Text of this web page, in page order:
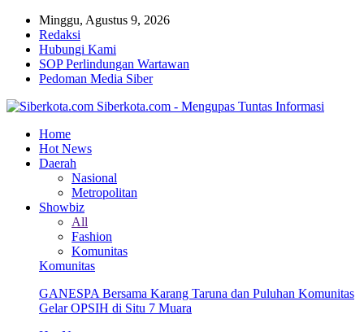
Minggu, Agustus 9, 2026
Redaksi
Hubungi Kami
SOP Perlindungan Wartawan
Pedoman Media Siber
Siberkota.com - Mengupas Tuntas Informasi
Home
Hot News
Daerah
Nasional
Metropolitan
Showbiz
All
Fashion
Komunitas
Komunitas
GANESPA Bersama Karang Taruna dan Puluhan Komunitas
Gelar OPSIH di Situ 7 Muara